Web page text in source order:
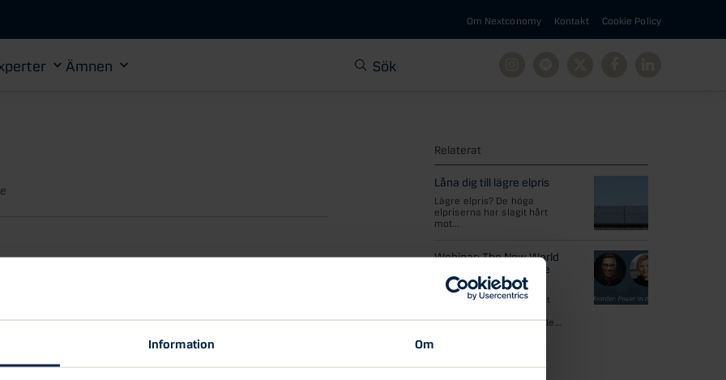
Information Om
Om Nextconomy Kontakt Cookie Policy
Ämnen Sök
men undvik
Relaterat
Låna dig till lägre elpris
Lägre elpris? De höga
elpriserna har slagit hårt
mot...
Webinar: The New World
Disorder – Power in the
21st Century
Rysslands anfallskrig mot
energipriser och ihållande...